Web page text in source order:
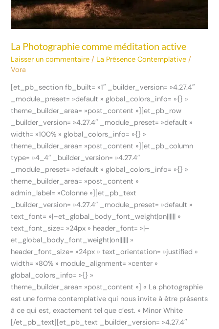
La Photographie comme méditation active
Laisser un commentaire / La Présence Contemplative /
Vora
[et_pb_section fb_built= »1″ _builder_version= »4.27.4″
_module_preset= »default » global_colors_info= »{} »
theme_builder_area= »post_content »][et_pb_row
_builder_version= »4.27.4″ _module_preset= »default »
width= »100% » global_colors_info= »{} »
theme_builder_area= »post_content »][et_pb_column
type= »4_4″ _builder_version= »4.27.4″
_module_preset= »default » global_colors_info= »{} »
theme_builder_area= »post_content »
admin_label= »Colonne »][et_pb_text
_builder_version= »4.27.4″ _module_preset= »default »
text_font= »|–et_global_body_font_weight|on|||||| »
text_font_size= »24px » header_font= »|–
et_global_body_font_weight|on|||||| »
header_font_size= »24px » text_orientation= »justified »
width= »80% » module_alignment= »center »
global_colors_info= »{} »
theme_builder_area= »post_content »] « La photographie
est une forme contemplative qui nous invite à être présents
à ce qui est, exactement tel que c’est. » Minor White
[/et_pb_text][et_pb_text _builder_version= »4.27.4″